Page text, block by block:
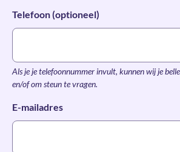
Telefoon (optioneel)
Als je je telefoonnummer invult, kunnen wij je
en/of om steun te vragen.
E-mailadres*